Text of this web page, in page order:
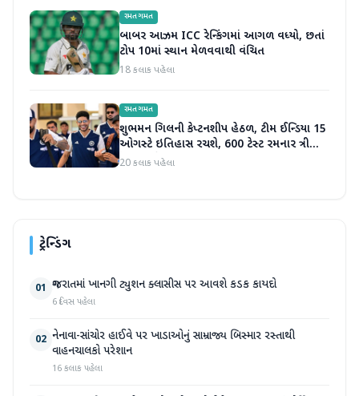
રમતગમત
બાબર આઝમ ICC રેન્કિંગમાં આગળ વધ્યો, છતાં
ટોપ 10માં સ્થાન મેળવવાથી વંચિત
18 કલાક પહેલા
રમતગમત
શુભમન ગિલની કેપ્ટનશીપ હેઠળ, ટીમ ઈન્ડિયા 15
ઓગસ્ટે ઇતિહાસ રચશે, 600 ટેસ્ટ રમનાર ત્રીજો
દેશ બનશે
20 કલાક પહેલા
ટ્રેન્ડિંગ
01 ગુજરાતમાં ખાનગી ટ્યુશન ક્લાસીસ પર આવશે કડક કાયદો
6 દિવસ પહેલા
02 નેનાવા-સાંચોર હાઈવે પર ખાડાઓનું સામ્રાજ્ય બિસ્માર રસ્તાથી
વાહનચાલકો પરેશાન
16 કલાક પહેલા